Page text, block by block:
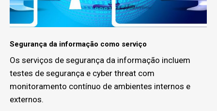
Segurança da informação como serviço
Os serviços de segurança da informação incluem
testes de segurança e cyber threat com
monitoramento contínuo de ambientes internos e
externos.